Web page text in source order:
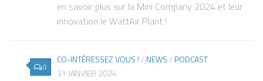
en savoir plus sur la Mini Company 2024 et leur
innovation le WattAir Plant !
0
CO-INTÉRESSEZ VOUS !/NEWS/PODCAST
31 JANVIER 2024